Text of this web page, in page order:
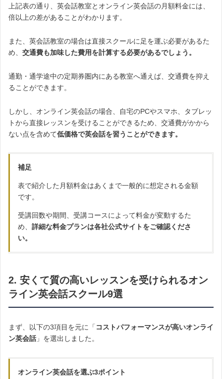
上記表の通り、英会話教室とオンライン英会話の月額料金には、
倍以上の差があることがわかります。
また、英会話教室の場合は直接スクールに足を運ぶ必要があるた
め、 交通費も加味した費用を計算する必要があるでしょう。
通勤・通学途中の定期券圏内にある教室へ通えば、交通費を抑え
ることができます。
しかし、オンライン英会話の場合、自宅のPCやスマホ、タブレッ
トから直接レッスンを受けることができるため、交通費がかから
ない点を含めて低価格で英会話を習うことができます。
補足
表で紹介した月額料金はあくまで一般的に想定される金額
です。
受講回数や期間、受講コースによって料金が変動するた
め、 詳細な料金プランは各社公式サイトをご確認くださ
い。
2. 安くて質の高いレッスンを受けられるオン
ライン英会話スクール9選
まず、以下の3項目を元に「 コストパフォーマンスが高いオンライ
ン英会話」を選出しました。
オンライン英会話を選ぶ3ポイント